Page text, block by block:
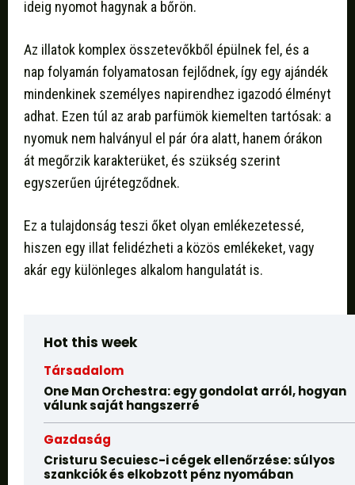
ideig nyomot hagynak a bőrön.
Az illatok komplex összetevőkből épülnek fel, és a
nap folyamán folyamatosan fejlődnek, így egy ajándék
mindenkinek személyes napirendhez igazodó élményt
adhat. Ezen túl az arab parfümök kiemelten tartósak: a
nyomuk nem halványul el pár óra alatt, hanem órákon
át megőrzik karakterüket, és szükség szerint
egyszerűen újrétegződnek.
Ez a tulajdonság teszi őket olyan emlékezetessé,
hiszen egy illat felidézheti a közös emlékeket, vagy
akár egy különleges alkalom hangulatát is.
Hot this week
Társadalom
One Man Orchestra: egy gondolat arról, hogyan
válunk saját hangszerré
Gazdaság
Cristuru Secuiesc-i cégek ellenőrzése: súlyos
szankciók és elkobzott pénz nyomában